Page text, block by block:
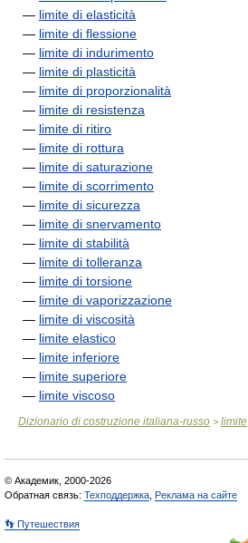
— limite di elasticità
— limite di flessione
— limite di indurimento
— limite di plasticità
— limite di proporzionalità
— limite di resistenza
— limite di ritiro
— limite di rottura
— limite di saturazione
— limite di scorrimento
— limite di sicurezza
— limite di snervamento
— limite di stabilità
— limite di tolleranza
— limite di torsione
— limite di vaporizzazione
— limite di viscosità
— limite elastico
— limite inferiore
— limite superiore
— limite viscoso
Dizionario di costruzione italiana-russo > limite
© Академик, 2000-2026
Обратная связь: Техподдержка Реклама на сайте
👣 Путешествия